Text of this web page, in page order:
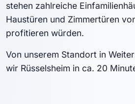
stehen zahlreiche
Haustüren und Zimmertüren
profitieren würden.
Von unserem Standort in
wir Rüsselsheim in ca. 20